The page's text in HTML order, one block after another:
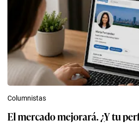
Columnistas
El mercado mejorará. ¿Y tu